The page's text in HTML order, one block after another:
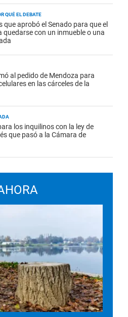
QUÉ EL DEBATE
que aprobó el Senado para que el
quedarse con un inmueble o una
al pedido de Mendoza para
en las cárceles de la
los inquilinos con la ley de
que pasó a la Cámara de